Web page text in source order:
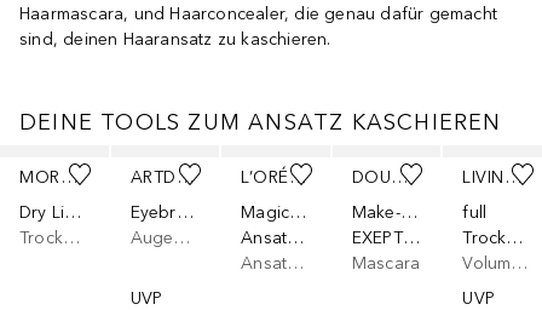
Haarmascara, und Haarconcealer, die genau dafür gemacht
sind, deinen Haaransatz zu kaschieren.
DEINE TOOLS ZUM ANSATZ KASCHIEREN
MOROCCANOIL
Dry Light Tones
Trockenshampoo
ARTDECO
Eyebrow Powder
Augenbrauenpuder
UVP
L’ORÉAL PARIS
Magic Retouch
Ansatz-Kaschierspray
Ansatzspray
DOUGLAS COLLECTION
Make-Up
EXEPTION'EYES SUMMER
Mascara
LIVING PROOF
full
Trockenes Volumen- und Texturspray
Volumenspray
UVP